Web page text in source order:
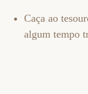
Caça ao
algum tempo